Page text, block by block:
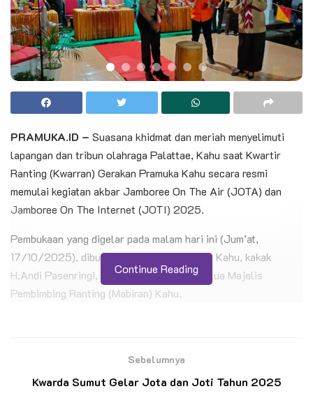
PRAMUKA.ID – ​Suasana khidmat dan meriah menyelimuti
lapangan dan tribun olahraga Palattae, Kahu saat Kwartir
Ranting (Kwarran) Gerakan Pramuka Kahu secara resmi
memulai kegiatan akbar Jamboree On The Air (JOTA) dan
Jamboree On The Internet (JOTI) 2025.
​Pembukaan yang digelar pada malam hari ini (Jum’at,
17/10/2025), dibuka langsung oleh Camat Kahu, kakak
H.Andi Pasenringi, SKM, M.Epid ​selaku Ketua Majelis
Pembimbing Ranting (Mabiran) Kahu.
Langkah Kecil Menuju Mimpi Besar, MTs Ar-
Rahmah Patimpeng Antar Wakil Terbaik ke
Jamnas XII
Continue Reading
Sebelumnya
Kwarda Sumut Gelar Jota dan Joti Tahun 2025